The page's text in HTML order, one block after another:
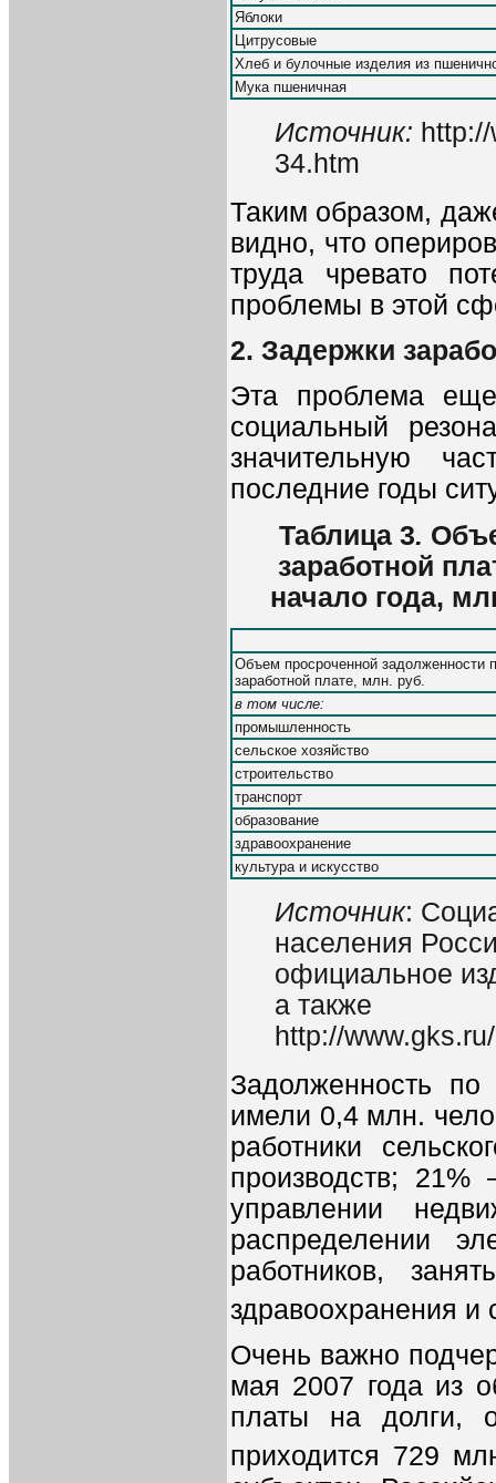
Яблоки
Цитрусовые
Хлеб и булочные изделия из
Мука пшеничная
Источник:
34.htm
Таким образом,
видно, что
труда чревато
проблемы в этой
2. Задержки
Эта проблема
социальный
значительную
последние годы
Таблица 3.
заработной
начало года,
Объем просроченной задолженности
заработной плате, млн. руб.
в том числе:
промышленность
сельское хозяйство
строительство
транспорт
образование
здравоохранение
культура и искусство
Источник:
населения
официальное
а также
http://
Задолженность
имели 0,4 млн.
работники
производств; 21%
управлении
распределении
работников,
здравоохранения и
Очень важно
мая 2007 года из
платы на долги,
приходится 729